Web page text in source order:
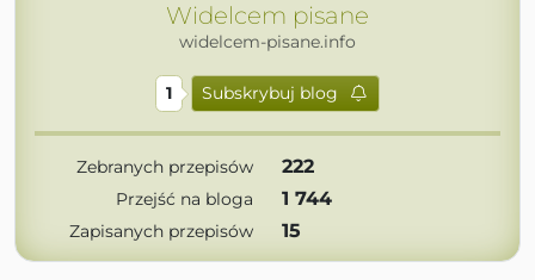
Widelcem pisane
widelcem-pisane.info
1 Subskrybuj blog
Zebranych przepisów 222
Przejść na bloga 1 744
Zapisanych przepisów 15